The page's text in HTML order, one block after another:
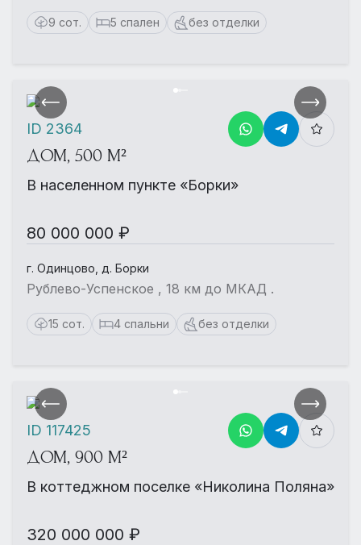
9 сот. 5 спален без отделки
ДОМ, 500 М²
В населенном пункте «Борки»
80 000 000 ₽
г. Одинцово, д. Борки
Рублево-Успенское , 18 км до МКАД .
15 сот. 4 спальни без отделки
ID 2364
ДОМ, 900 М²
В коттеджном поселке «Николина Поляна»
320 000 000 ₽
ID 117425